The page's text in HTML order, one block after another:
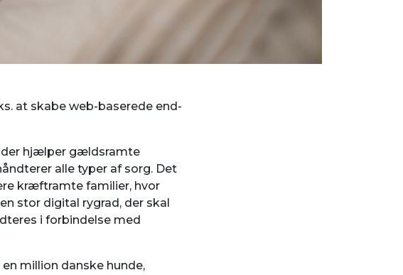
at skabe web-baserede end-
der hjælper gældsramte
alle typer af sorg. Det
kræftramte familier, hvor
stor digital rygrad, der skal
i forbindelse med
million danske hunde,